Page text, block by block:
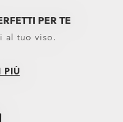
Sport Performance
Oakley Non-
PER TE
al tuo viso.
PIÙ